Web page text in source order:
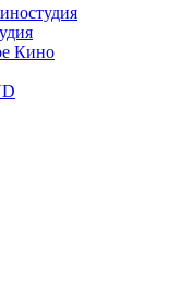
Кино